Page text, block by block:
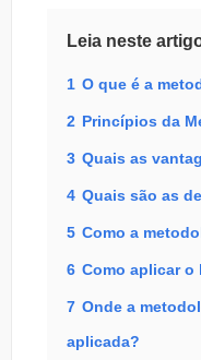
Leia neste
1 O que é a
2 Princípios da
3 Quais as
4 Quais são as
5 Como a
6 Como aplicar o
7 Onde a
aplicada?